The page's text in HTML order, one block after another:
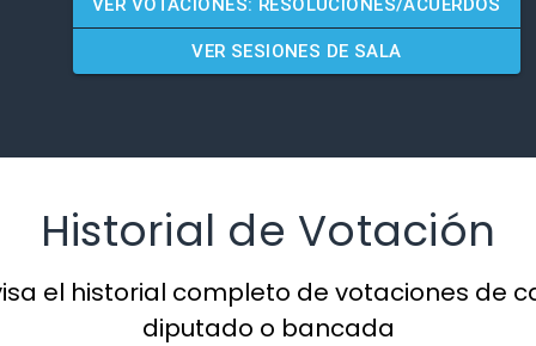
VER VOTACIONES: RESOLUCIONES/ACUERDOS
VER SESIONES DE SALA
Historial de Votación
el historial completo de votaciones de
diputado o bancada